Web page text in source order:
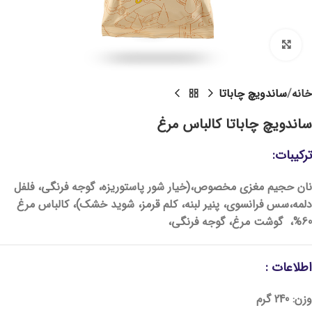
خانه ساندویچ چاباتا
ساندویچ چاباتا کالباس مرغ
ترکیبات:
نان حجیم مغزی مخصوص،(خیار شور پاستوریزه، گوجه فرنگی، فلفل
دلمه،سس فرانسوی، پنیر لبنه، کلم قرمز، شوید خشک)، کالباس مرغ
60%، گوشت مرغ، گوجه فرنگی،
اطلاعات :
وزن: